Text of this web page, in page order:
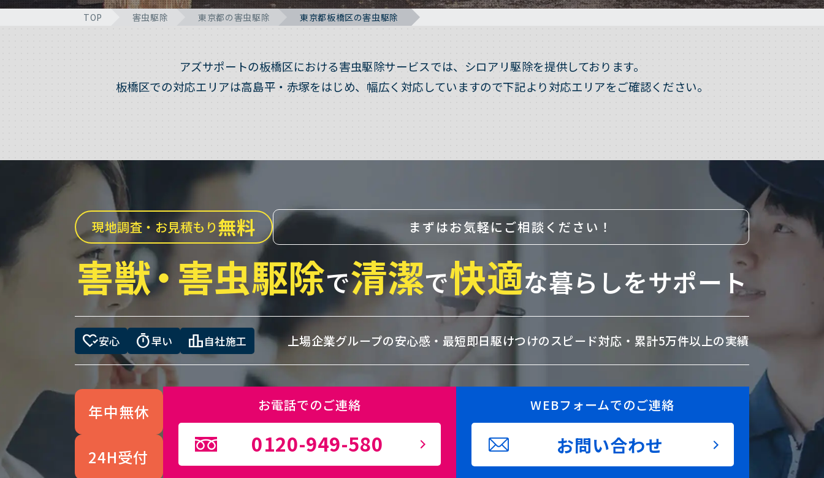
TOP 害虫駆除 東京都の害虫駆除 東京都板橋区の害虫駆除
アズサポートの板橋区における害虫駆除サービスでは、シロアリ駆除を提供しております。
板橋区での対応エリアは高島平・赤塚をはじめ、幅広く対応していますので下記より対応エリアをご確認ください。
現地調査・お見積もり無料 まずはお気軽にご相談ください！
害獣・害虫駆除で清潔で快適な暮らしをサポート
heart_check安心 timer早い leaderboard自社施工 上場企業グループの安心感・ 最短即日駆けつけのスピード対応・ 累計5万件以上の実績
年中無休
24H受付
お電話でのご連絡
0120-949-580
WEBフォームでのご連絡
お問い合わせ